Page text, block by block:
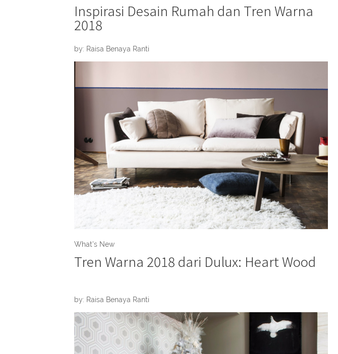
Inspirasi Desain Rumah dan Tren Warna
2018
by: Raisa Benaya Ranti
What's New
Tren Warna 2018 dari Dulux: Heart Wood
by: Raisa Benaya Ranti